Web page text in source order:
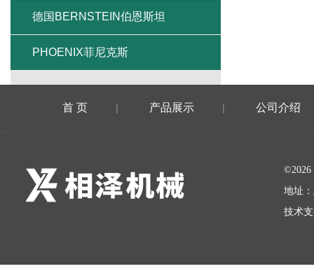
德国BERNSTEIN伯恩斯坦
PHOENIX菲尼克斯
首 页 | 产品展示 | 公司介绍
地址
技术